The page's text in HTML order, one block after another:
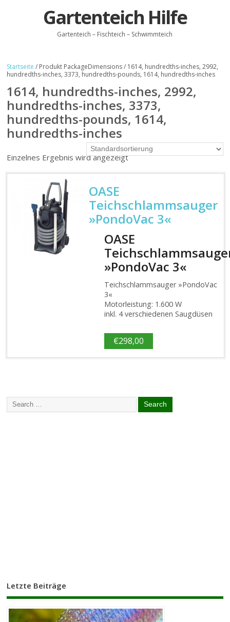
Gartenteich Hilfe
Gartenteich – Fischteich – Schwimmteich
Startseite / Produkt PackageDimensions / 1614, hundredths-inches, 2992,
hundredths-inches, 3373, hundredths-pounds, 1614, hundredths-inches
1614, hundredths-inches, 2992,
hundredths-inches, 3373,
hundredths-pounds, 1614,
hundredths-inches
Einzelnes Ergebnis wird angezeigt
OASE
Teichschlammsauger
»PondoVac 3«
OASE
»PondoVac 3«
Teichschlammsauger »PondoVac
3«
Motorleistung: 1.600 W
inkl. 4 verschiedenen Saugdüsen
€298,00
Letzte Beiträge